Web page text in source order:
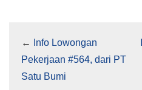
←
Info Lowongan
Pekerjaan #564, dari PT
Satu Bumi